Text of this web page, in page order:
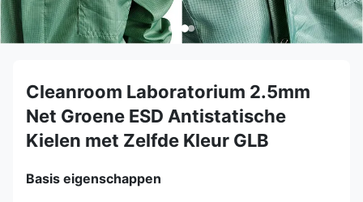
Cleanroom Laboratorium 2.5mm
Net Groene ESD Antistatische
Kielen met Zelfde Kleur GLB
Basis eigenschappen